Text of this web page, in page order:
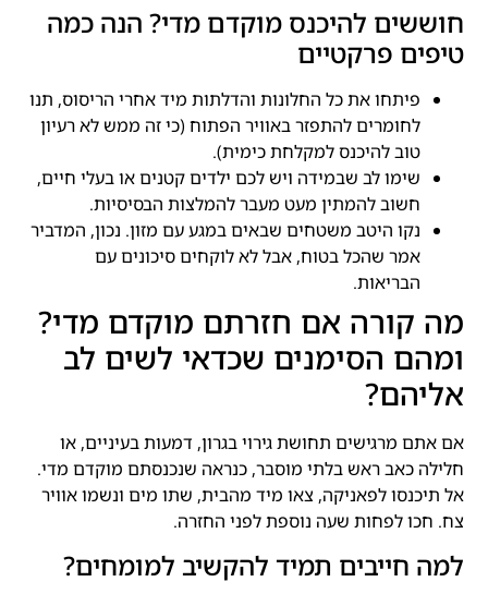
חוששים להיכנס מוקדם מדי? הנה כמה
טיפים פרקטיים
פיתחו את כל החלונות והדלתות מיד אחרי הריסוס, תנו
לחומרים להתפזר באוויר הפתוח (כי זה ממש לא רעיון
טוב להיכנס למקלחת כימית).
שימו לב שבמידה ויש לכם ילדים קטנים או בעלי חיים,
חשוב להמתין מעט מעבר להמלצות הבסיסיות.
נקו היטב משטחים שבאים במגע עם מזון. נכון, המדביר
אמר שהכל בטוח, אבל לא לוקחים סיכונים עם
הבריאות.
מה קורה אם חזרתם מוקדם מדי?
ומהם הסימנים שכדאי לשים לב
אליהם?
אם אתם מרגישים תחושת גירוי בגרון, דמעות בעיניים, או
חלילה כאב ראש בלתי מוסבר, כנראה שנכנסתם מוקדם מדי.
אל תיכנסו לפאניקה, צאו מיד מהבית, שתו מים ונשמו אוויר
צח. חכו לפחות שעה נוספת לפני החזרה.
למה חייבים תמיד להקשיב למומחים?